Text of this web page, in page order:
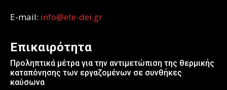
E-mail: info@ete-dei.gr
Επικαιρότητα
Προληπτικά μέτρα για την αντιμετώπιση της θερμικής
καταπόνησης των εργαζομένων σε συνθήκες
καύσωνα